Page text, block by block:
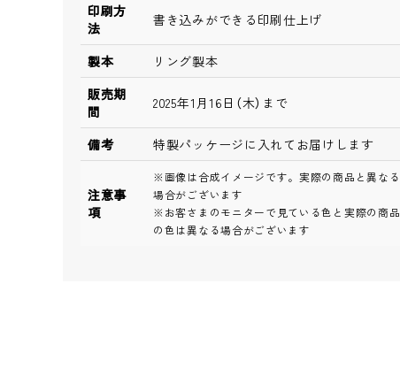
印刷方
法
書き込みができる印刷仕上げ
製本
リング製本
販売期
間
2025年1月16日（木）まで
備考 特製パッケージに入れてお届けします
注意事
項
※画像は合成イメージです。実際の商品と異なる
場合がございます
※お客さまのモニターで見ている色と実際の商品
の色は異なる場合がございます